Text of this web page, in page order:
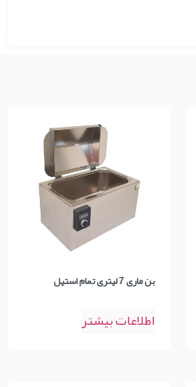
بن ماری 7 لیتری تمام استیل
اطلاعات بیشتر